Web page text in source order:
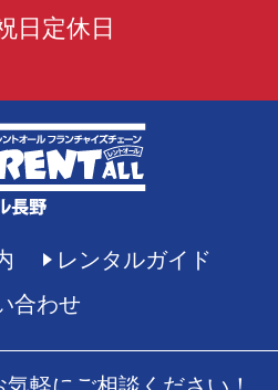
日定休日
レンタルガイド
合わせ